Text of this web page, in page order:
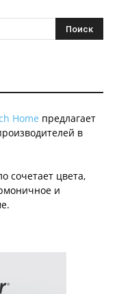
Home предлагает
в
сочетает цвета,
и